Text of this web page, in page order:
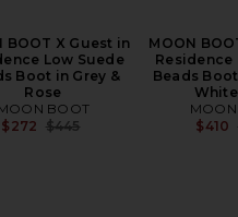
BOOT X Guest in
Low Suede
Boot in Grey &
Rose
BOOT
$272 Previous price:
$445
MOON
Residence
Beads
$410